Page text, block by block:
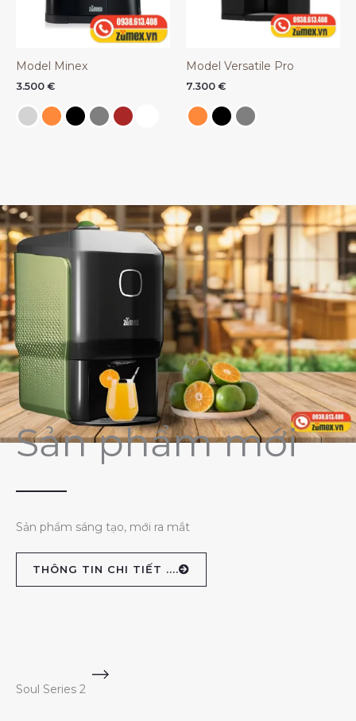
Model Minex
3.500 €
Model Versatile Pro
7.300 €
Sản phẩm mới
Sản phẩm sáng tạo, mới ra mắt
THÔNG TIN CHI TIẾT ....
Soul Series 2